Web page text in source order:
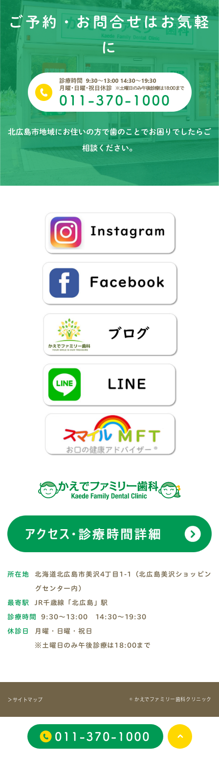
ご予約・お問合せはお気軽
に
北広島市地域にお住いの方で歯のことでお困りでしたらご
相談ください。
所在地 北海道北広島市美沢4丁目1-1（北広島美沢ショッピン
グセンター内）
最寄駅 JR千歳線「北広島」駅
診療時間 9:30～13:00 14:30～19:30
休診日 月曜・日曜・祝日
※土曜日のみ午後診療は18:00まで
＞サイトマップ © かえでファミリー歯科クリニック